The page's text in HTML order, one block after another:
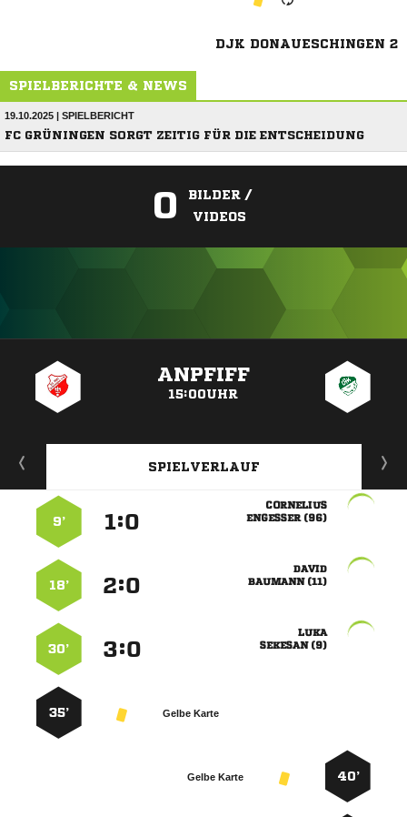
DJK DONAUESCHINGEN 2
SPIELBERICHTE & NEWS
19.10.2025 | SPIELBERICHT
FC GRÜNINGEN SORGT ZEITIG FÜR DIE ENTSCHEIDUNG
0
BILDER /
VIDEOS
ANPFIFF
15:00UHR
SPIELVERLAUF

 
:
9’

 
:
18’

 
:
30’
Gelbe Karte
35’
40’
Gelbe Karte